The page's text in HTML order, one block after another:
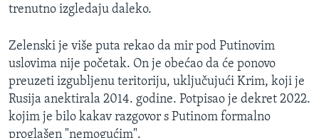
trenutno izgledaju daleko.
Zelenski je više puta rekao da mir pod Putinovim
uslovima nije početak. On je obećao da će ponovo
preuzeti izgubljenu teritoriju, uključujući Krim, koji je
Rusija anektirala 2014. godine. Potpisao je dekret 2022.
kojim je bilo kakav razgovor s Putinom formalno
proglašen "nemogućim".